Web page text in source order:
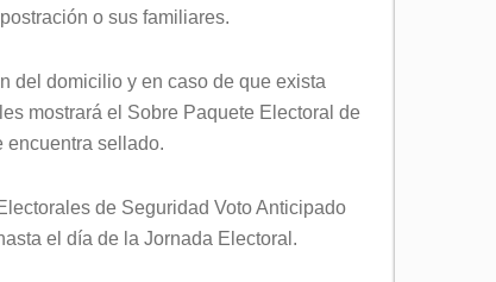
o sus familiares.
del domicilio y en caso de que exista
mostrará el Sobre Paquete Electoral de
encuentra sellado.
de Seguridad Voto Anticipado
el día de la Jornada Electoral.